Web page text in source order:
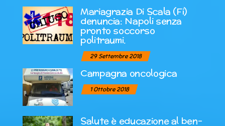
Mariagrazia Di Scala (Fi)
denuncia: Napoli senza
pronto soccorso
politraumi.
29 Settembre 2018
Campagna oncologica
1 Ottobre 2018
Salute è educazione al ben-